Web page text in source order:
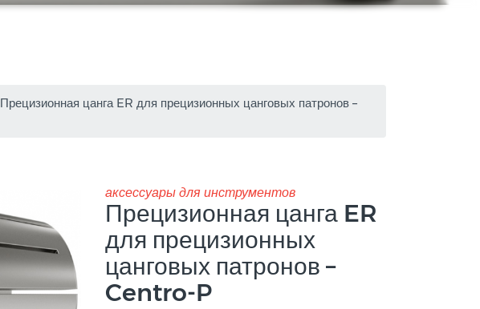
Прецизионная цанга ER для прецизионных цанговых патронов –
аксессуары для инструментов
Прецизионная цанга ER
для прецизионных
цанговых патронов –
Centro-P